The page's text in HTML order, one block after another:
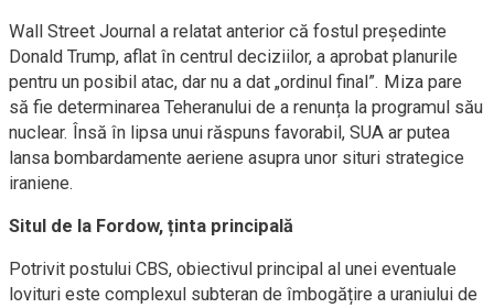
Wall Street Journal a relatat anterior că fostul președinte
Donald Trump, aflat în centrul deciziilor, a aprobat planurile
pentru un posibil atac, dar nu a dat „ordinul final”. Miza pare
să fie determinarea Teheranului de a renunța la programul său
nuclear. Însă în lipsa unui răspuns favorabil, SUA ar putea
lansa bombardamente aeriene asupra unor situri strategice
iraniene.
Situl de la Fordow, ținta principală
Potrivit postului CBS, obiectivul principal al unei eventuale
lovituri este complexul subteran de îmbogățire a uraniului de